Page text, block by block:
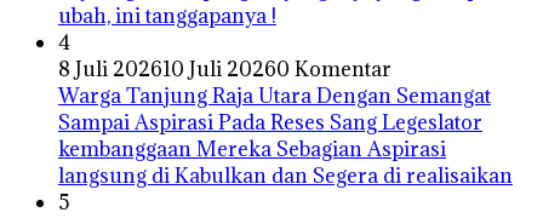
ubah, ini tanggapanya !
4
8 Juli 202610 Juli 20260 Komentar
Warga Tanjung Raja Utara Dengan Semangat
Sampai Aspirasi Pada Reses Sang Legeslator
kembanggaan Mereka Sebagian Aspirasi
langsung di Kabulkan dan Segera di realisaikan
5